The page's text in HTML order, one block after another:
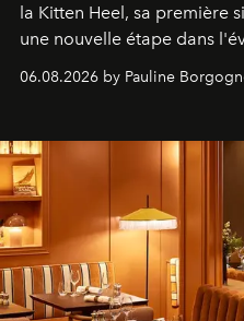
la Kitten Heel, sa première
une nouvelle étape dans
06.08.2026 by Pauline